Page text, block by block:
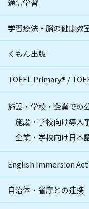
通信学習
学習療法・脳の健康教
くもん出版
TOEFL Primary® /
施設・学校・企業での
施設・学校向け導入
企業・学校向け日本
English Immersion
自治体・省庁との連携